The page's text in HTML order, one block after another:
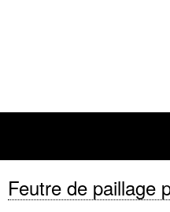
Feutre de paillage